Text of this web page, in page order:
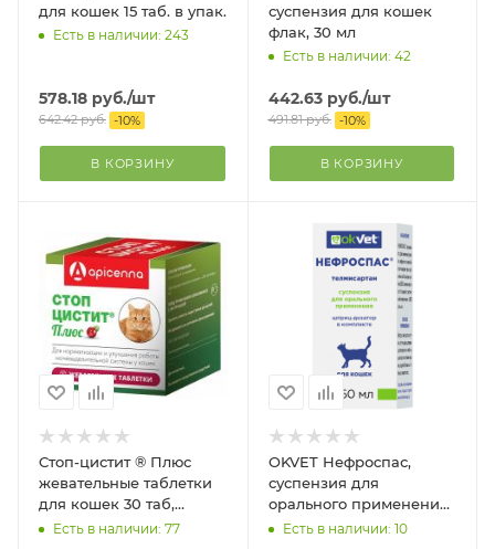
для кошек 15 таб. в упак.
Есть в наличии: 243
578.18 руб./шт
642.42руб. -10%
В КОРЗИНУ
суспензия для кошек
флак, 30 мл
Есть в наличии: 42
442.63руб./шт
491.81руб. -10%
В КОРЗИНУ
Стоп-цистит ® Плюс
жевательные таблетки
для кошек 30 таб,
упаковка
Есть в наличии: 77
OKVET Нефроспас,
суспензия для
орального применения,
50 мл
Есть в наличии: 10